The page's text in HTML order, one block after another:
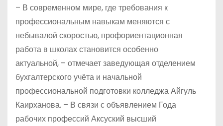
– В современном мире, где требования к
профессиональным навыкам меняются с
небывалой скоростью, проф­ориентационная
работа в школах становится особенно
актуальной, – отмечает заведующая отделением
бухгалтерского учёта и начальной
профессиональной подготовки колледжа Айгуль
Каирханова. – В связи с объявлением Года
рабочих профессий Аксуский высший